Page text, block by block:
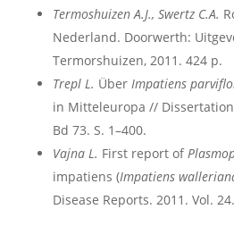
Termoshuizen A.J., Swertz C.A.
Nederland. Doorwerth:
Termorshuizen, 2011. 424 p.
Trepl L. Über Impatiens
in Mitteleuropa //
Bd 73. S. 1–400.
Vajna L. First report of
impatiens (Impatiens
Disease Reports. 2011. Vol.